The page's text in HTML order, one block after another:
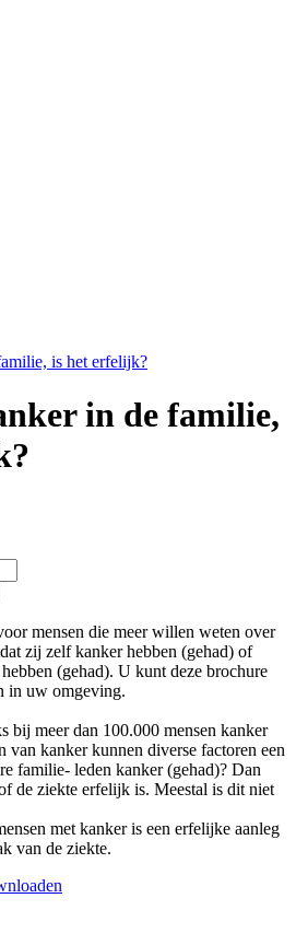
in de familie,
mensen die meer willen weten over
zij zelf kanker hebben (gehad) of
(gehad). U kunt deze brochure
in uw omgeving.
bij meer dan 100.000 mensen kanker
van kanker kunnen diverse factoren een
familie- leden kanker (gehad)? Dan
de ziekte erfelijk is. Meestal is dit niet
met kanker is een erfelijke aanleg
van de ziekte.